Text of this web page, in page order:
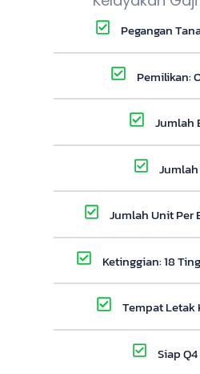
Pegangan
Pemilikan:
Jumlah
Jumlah
Jumlah Unit Per
Ketinggian: 18
Tempat Letak
Siap